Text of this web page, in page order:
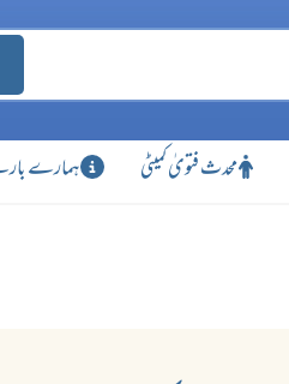
محدث فتویٰ کمیٹی ہمارے